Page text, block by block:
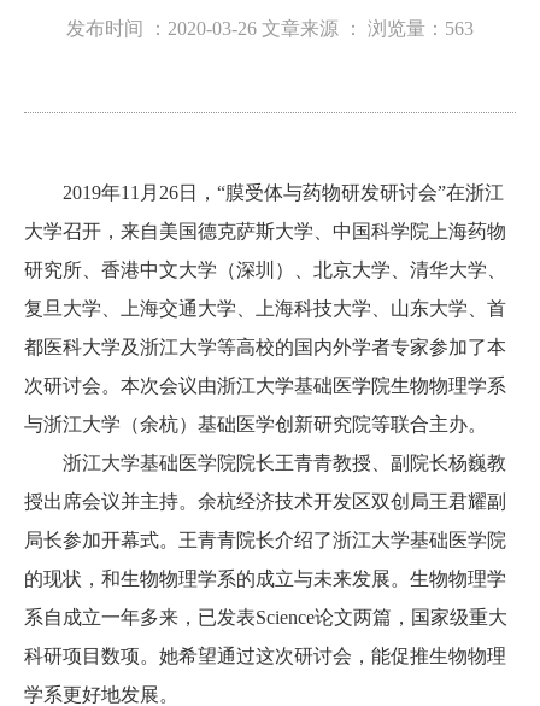
发布时间 ：2020-03-26 文章来源 ： 浏览量： 563
2019年11月26日，“膜受体与药物研发研讨会”在浙江
大学召开，来自美国德克萨斯大学、中国科学院上海药物
研究所、香港中文大学（深圳）、北京大学、清华大学、
复旦大学、上海交通大学、上海科技大学、山东大学、首
都医科大学及浙江大学等高校的国内外学者专家参加了本
次研讨会。本次会议由浙江大学基础医学院生物物理学系
与浙江大学（余杭）基础医学创新研究院等联合主办。
浙江大学基础医学院院长王青青教授、副院长杨巍教
授出席会议并主持。余杭经济技术开发区双创局王君耀副
局长参加开幕式。王青青院长介绍了浙江大学基础医学院
的现状，和生物物理学系的成立与未来发展。生物物理学
系自成立一年多来，已发表Science论文两篇，国家级重大
科研项目数项。她希望通过这次研讨会，能促推生物物理
学系更好地发展。